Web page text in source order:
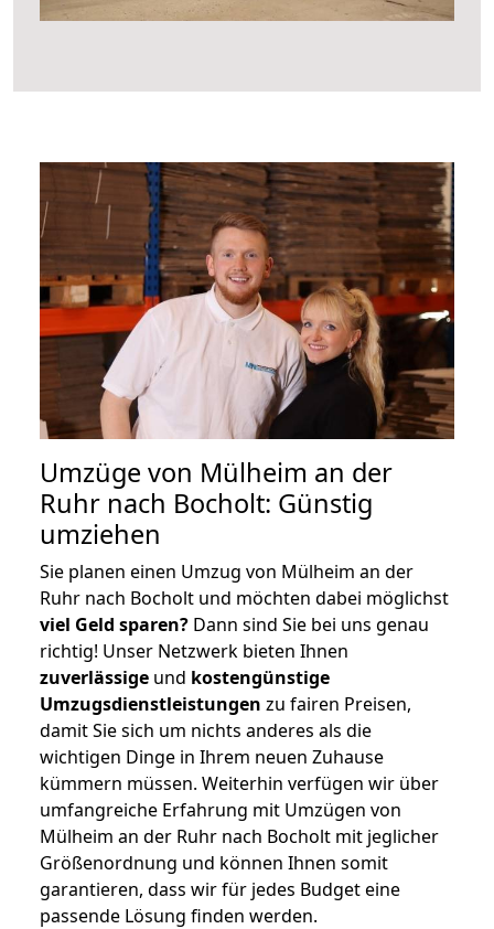
Umzüge von Mülheim an der
Ruhr nach Bocholt: Günstig
umziehen
Sie planen einen Umzug von Mülheim an der
Ruhr nach Bocholt und möchten dabei möglichst
viel Geld sparen? Dann sind Sie bei uns genau
richtig! Unser Netzwerk bieten Ihnen
zuverlässige und kostengünstige
Umzugsdienstleistungen zu fairen Preisen,
damit Sie sich um nichts anderes als die
wichtigen Dinge in Ihrem neuen Zuhause
kümmern müssen. Weiterhin verfügen wir über
umfangreiche Erfahrung mit Umzügen von
Mülheim an der Ruhr nach Bocholt mit jeglicher
Größenordnung und können Ihnen somit
garantieren, dass wir für jedes Budget eine
passende Lösung finden werden.